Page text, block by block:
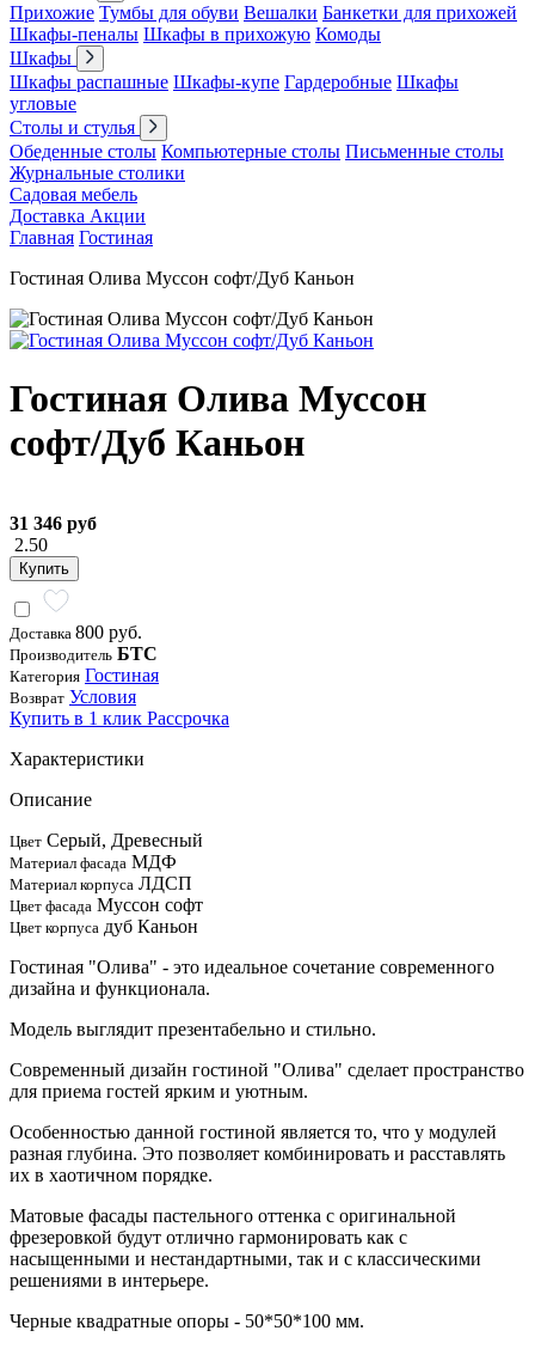
Прихожие Тумбы для обуви Вешалки Банкетки для прихожей
Шкафы-пеналы Шкафы в прихожую Комоды
Шкафы
Шкафы распашные Шкафы-купе Гардеробные Шкафы
угловые
Столы и стулья
Обеденные столы Компьютерные столы Письменные столы
Журнальные столики
Садовая мебель
Доставка Акции
Главная Гостиная
Гостиная Олива Муссон софт/Дуб Каньон
Гостиная Олива Муссон
софт/Дуб Каньон
31 346 руб
2.50
Купить
Доставка 800 руб.
Производитель БТС
Категория Гостиная
Возврат Условия
Купить в 1 клик Рассрочка
Характеристики
Описание
Цвет Серый, Древесный
Материал фасада МДФ
Материал корпуса ЛДСП
Цвет фасада Муссон софт
Цвет корпуса дуб Каньон
Гостиная "Олива" - это идеальное сочетание современного
дизайна и функционала.
Модель выглядит презентабельно и стильно.
Современный дизайн гостиной "Олива" сделает пространство
для приема гостей ярким и уютным.
Особенностью данной гостиной является то, что у модулей
разная глубина. Это позволяет комбинировать и расставлять
их в хаотичном порядке.
Матовые фасады пастельного оттенка с оригинальной
фрезеровкой будут отлично гармонировать как с
насыщенными и нестандартными, так и с классическими
решениями в интерьере.
Черные квадратные опоры - 50*50*100 мм.